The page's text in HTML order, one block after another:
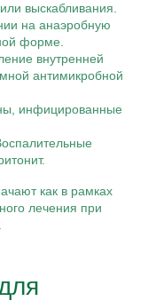
выскабливания.
на анаэробную
форме.
внутренней
антимикробной
инфицированные
как в рамках
лечения при